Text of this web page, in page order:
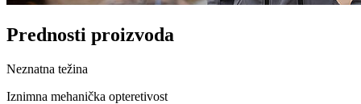
Prednosti proizvoda
Neznatna težina
Iznimna mehanička opteretivost